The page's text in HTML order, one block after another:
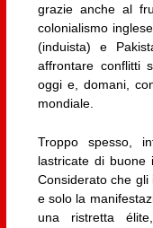
grazie anche al
colonialismo
(induista) e
affrontare conflitti
oggi e, domani,
mondiale.
Troppo spesso,
lastricate di buone
Considerato che
e solo la
una ristretta